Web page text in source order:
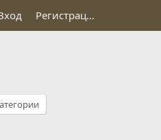
Регистрация